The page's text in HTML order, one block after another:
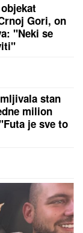
Gori, on
"Neki se
stan
milion
je sve to